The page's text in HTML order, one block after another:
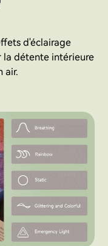
d'éclairage
détente intérieure
air.